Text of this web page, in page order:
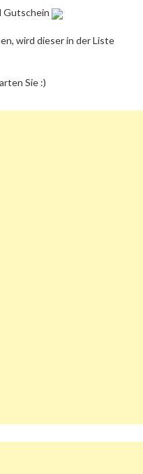
Gutschein
wird dieser in der Liste
Sie :)